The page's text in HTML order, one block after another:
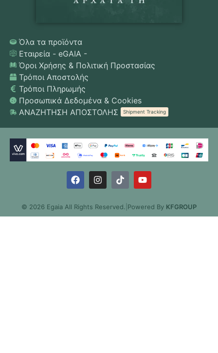
Όλα τα προϊόντα
Εταιρεία - eGAIA -
Όροι Χρήσης & Πολιτική Προστασίας
Τρόποι Αποστολής
Τρόποι Πληρωμής
Προσωπικά Δεδομένα & Cookies
ΑΝΑΖΗΤΗΣΗ ΑΠΟΣΤΟΛΗΣ
Shipment Tracking
© 2026 Egaia All Rights Reserved. Powered By KFGROUP